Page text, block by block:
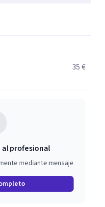
35 €
al profesional
mediante mensaje